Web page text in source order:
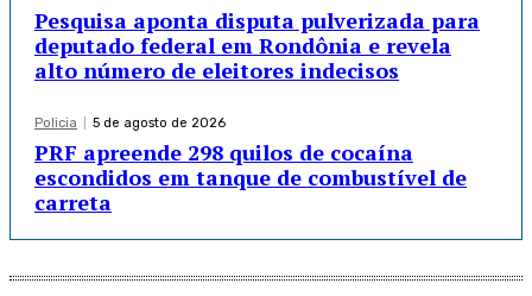
Pesquisa aponta disputa pulverizada para
deputado federal em Rondônia e revela
alto número de eleitores indecisos
Policia 5 de agosto de 2026
PRF apreende 298 quilos de cocaína
escondidos em tanque de combustível de
carreta